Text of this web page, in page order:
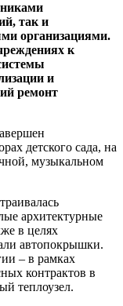
так и
организациями.
к
и
ремонт
детского сада, на
музыкальном
архитектурные
в целях
автопокрышки.
– в рамках
контрактов в
теплоузел.